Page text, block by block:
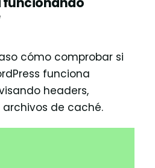
cómo comprobar si
funciona
headers,
archivos de caché.